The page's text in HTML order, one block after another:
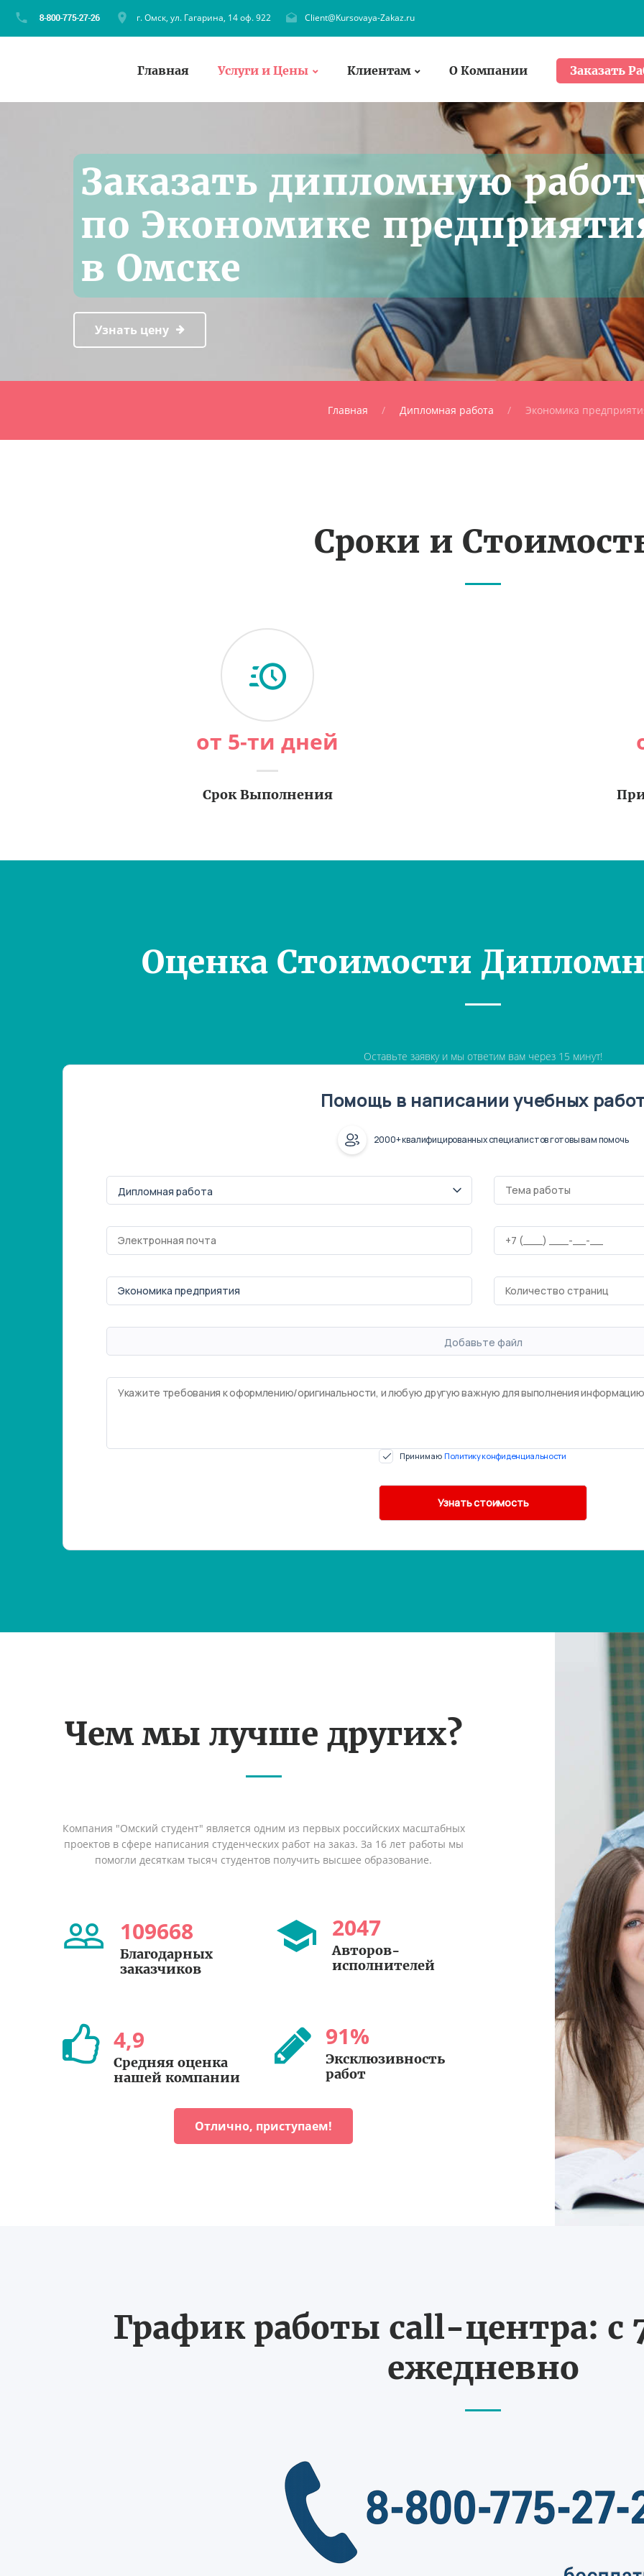
г. Омск, ул. Гагарина, 14 оф. 922 Client@Kursovaya-Zakaz.ru
Главная Услуги и Цены Клиентам О Компании Заказать
Заказать дипломную
по Экономике
в Омске
Узнать цену
Главная Дипломная работа Экономика
Сроки и
от 5-ти дней
Срок Выполнения
Оценка Стоимости
Оставьте заявку и мы ответим вам через 15 минут!
Помощь в написании учебных
2000+ квалифицированных специалистов готовы вам помочь
Добавьте файл
Принимаю Политику конфиденциальности
Чем мы лучше других?
Компания "Омский студент" является одним из первых российских масштабных
проектов в сфере написания студенческих работ на заказ. За 16 лет работы мы
помогли десяткам тысяч студентов получить высшее образование.
109668
Благодарных
заказчиков
2047
Авторов-
исполнителей
4,9
Средняя оценка
нашей компании
91%
Эксклюзивность
работ
Отлично, приступаем!
График работы call-центра: с
ежедневно